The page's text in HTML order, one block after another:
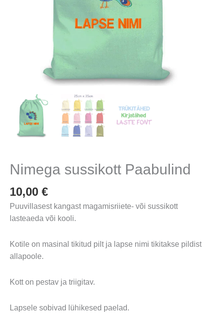
Nimega sussikott Paabulind
10,00 €
Puuvillasest kangast magamisriiete- või sussikott
lasteaeda või kooli.
Kotile on masinal tikitud pilt ja lapse nimi tikitakse pildist
allapoole.
Kott on pestav ja triigitav.
Lapsele sobivad lühikesed paelad.